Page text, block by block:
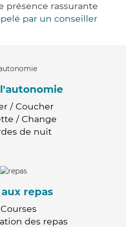
présence rassurante
par un conseiller
/ Coucher
/ Change
de nuit
repas
Courses
des repas